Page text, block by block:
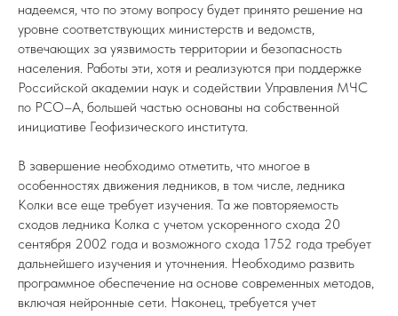
надеемся, что по этому вопросу будет принято решение на
уровне соответствующих министерств и ведомств,
отвечающих за уязвимость территории и безопасность
населения. Работы эти, хотя и реализуются при поддержке
Российской академии наук и содействии Управления МЧС
по РСО–А, большей частью основаны на собственной
инициативе Геофизического института.
В завершение необходимо отметить, что многое в
особенностях движения ледников, в том числе, ледника
Колки все еще требует изучения. Та же повторяемость
сходов ледника Колка с учетом ускоренного схода 20
сентября 2002 года и возможного схода 1752 года требует
дальнейшего изучения и уточнения. Необходимо развить
программное обеспечение на основе современных методов,
включая нейронные сети. Наконец, требуется учет